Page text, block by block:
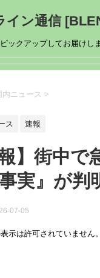
イン通信
ックアップしてお届けし
内ニュース >
ス 速報
報】街中
実』が判
07-05